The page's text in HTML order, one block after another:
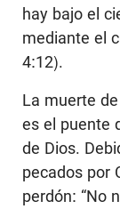
hay bajo el
mediante el
4:12).
La muerte
es el puente
de Dios.
pecados por
perdón: “No